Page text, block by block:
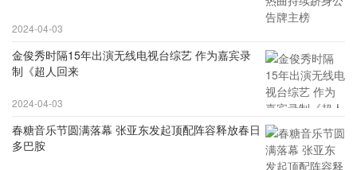
2024-04-03
金俊秀时隔15年出演无线电视台综艺 作为嘉宾录
制《超人回来
2024-04-03
春糖音乐节圆满落幕 张亚东发起顶配阵容释放春日
多巴胺